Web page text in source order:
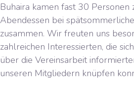
Buhaira kamen fast 30 Personen
Abendessen bei
zusammen. Wir freuten uns
zahlreichen Interessierten, die
über die Vereinsarbeit
unseren Mitgliedern knüpfen